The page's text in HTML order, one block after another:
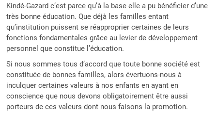
Kindé-Gazard c’est parce qu’à la base elle a pu bénéficier d’une
très bonne éducation. Que déjà les familles entant
qu’institution puissent se réapproprier certaines de leurs
fonctions fondamentales grâce au levier de développement
personnel que constitue l’éducation.
Si nous sommes tous d’accord que toute bonne société est
constituée de bonnes familles, alors évertuons-nous à
inculquer certaines valeurs à nos enfants en ayant en
conscience que nous devons obligatoirement être aussi
porteurs de ces valeurs dont nous faisons la promotion.